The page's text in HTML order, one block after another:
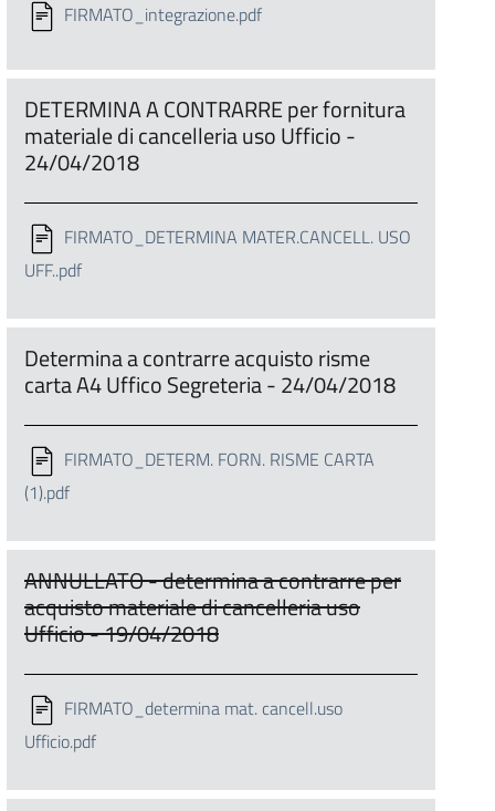
FIRMATO_integrazione.pdf
DETERMINA A CONTRARRE per fornitura
materiale di cancelleria uso Ufficio -
24/04/2018
FIRMATO_DETERMINA MATER.CANCELL. USO
UFF..pdf
Determina a contrarre acquisto risme
carta A4 Uffico Segreteria - 24/04/2018
FIRMATO_DETERM. FORN. RISME CARTA
(1).pdf
ANNULLATO - determina a contrarre per
acquisto materiale di cancelleria uso
Ufficio - 19/04/2018
FIRMATO_determina mat. cancell.uso
Ufficio.pdf